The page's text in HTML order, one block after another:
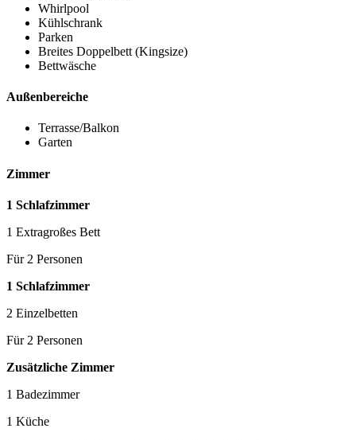
Whirlpool
Kühlschrank
Parken
Breites Doppelbett (Kingsize)
Bettwäsche
Außenbereiche
Terrasse/Balkon
Garten
Zimmer
1 Schlafzimmer
1 Extragroßes Bett
Für 2 Personen
1 Schlafzimmer
2 Einzelbetten
Für 2 Personen
Zusätzliche Zimmer
1 Badezimmer
1 Küche